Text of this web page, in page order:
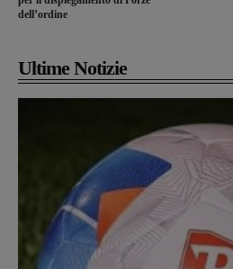
dell’ordine
Ultime Notizie